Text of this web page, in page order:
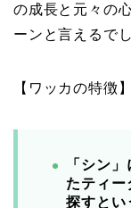
の成長と元々の
ーンと言えるで
【ワッカの特徴】
「シン
たティー
探すとい